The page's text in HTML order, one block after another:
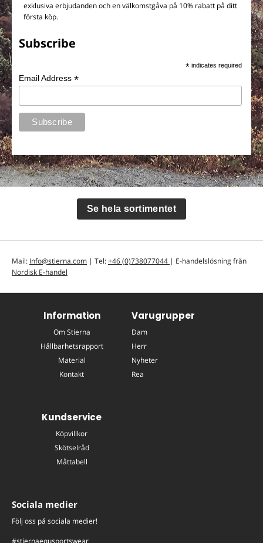
exklusiva erbjudanden och en välkomstgåva på 10% rabatt på ditt
första köp.
Subscribe
* indicates required
Email Address*
Se hela sortimentet
Mail: Info@stierna.com | Tel:+46 (0)738077044 | E-handelslösning från
Nordisk E-handel
Information
Om Stierna
Hållbarhetsrapport
Material
Kontakt
Varugrupper
Dam
Herr
Nyheter
Rea
Kundservice
Köpvillkor
Skötselråd
Måttabell
Sociala medier
Följ oss på sociala medier!
#stiernaequsportswear